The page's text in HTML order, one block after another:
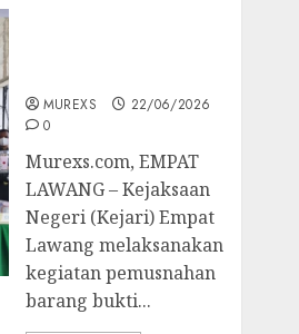
MUREXS
22/06/2026
0
‎Murexs.com, EMPAT
LAWANG – Kejaksaan
Negeri (Kejari) Empat
Lawang melaksanakan
kegiatan pemusnahan
barang bukti...